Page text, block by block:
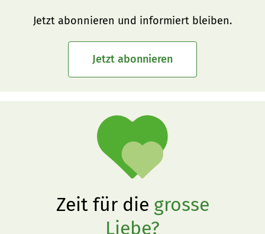
Jetzt abonnieren und informiert bleiben.
Jetzt abonnieren
Zeit für die grosse
Liebe?